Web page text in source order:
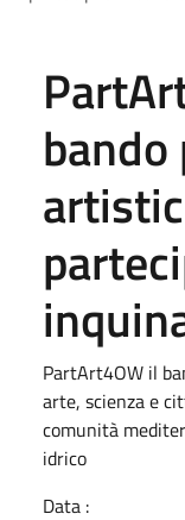
PartArt4OW il
arte, scienza e
comunità
idrico
Data :